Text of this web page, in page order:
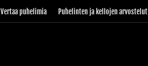
Vertaa puhelimia Puhelinten ja kellojen arvostelut